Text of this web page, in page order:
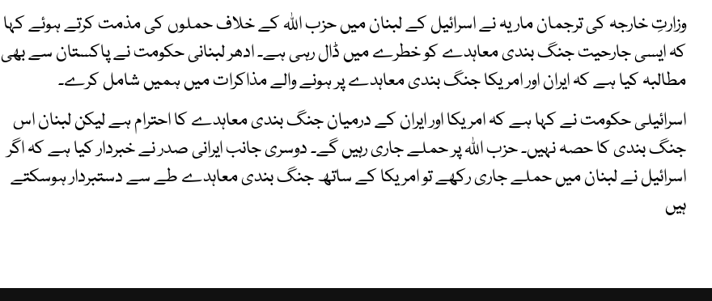
وزارتِ خارجہ کی ترجمان ماریہ نے اسرائیل کے لبنان میں حزب اللہ کے خلاف حملوں کی مذمت کرتے ہوئے کہا
کہ ایسی جارحیت جنگ بندی معاہدے کو خطرے میں ڈال رہی ہے۔ ادھر لبنانی حکومت نے پاکستان سے بھی
مطالبہ کیا ہے کہ ایران اور امریکا جنگ بندی معاہدے پر ہونے والے مذاکرات میں ہمیں شامل کرے۔
اسرائیلی حکومت نے کہا ہے کہ امریکا اور ایران کے درمیان جنگ بندی معاہدے کا احترام ہے لیکن لبنان اس
جنگ بندی کا حصہ نہیں۔ حزب اللہ پر حملے جاری رہیں گے۔ دوسری جانب ایرانی صدر نے خبردار کیا ہے کہ اگر
اسرائیل نے لبنان میں حملے جاری رکھے تو امریکا کے ساتھ جنگ بندی معاہدے طے سے دستبردار ہوسکتے
ہیں